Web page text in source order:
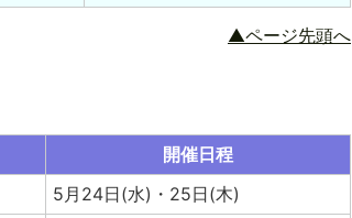
▲ページ先頭へ
開催日程
5月24日(水)・25日(木)